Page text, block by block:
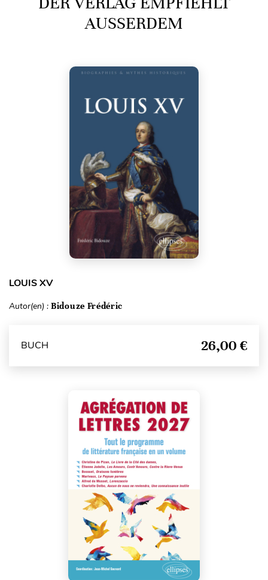
AUSSERDEM
LOUIS XV
Autor(en) : Bidouze Frédéric
BUCH 26,00 €